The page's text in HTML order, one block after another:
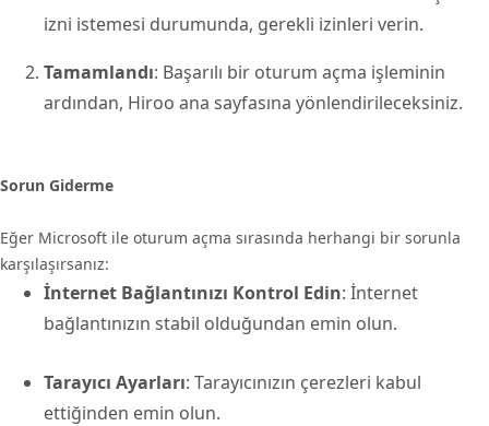
izni istemesi durumunda, gerekli izinleri verin.
Tamamlandı: Başarılı bir oturum açma işleminin
ardından, Hiroo ana sayfasına yönlendirileceksiniz.
Sorun Giderme
Eğer Microsoft ile oturum açma sırasında herhangi bir sorunla
karşılaşırsanız:
İnternet Bağlantınızı Kontrol Edin: İnternet
bağlantınızın stabil olduğundan emin olun.
Tarayıcı Ayarları: Tarayıcınızın çerezleri kabul
ettiğinden emin olun.